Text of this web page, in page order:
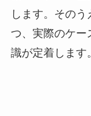
します。その
つ、実際のケー
識が定着します。